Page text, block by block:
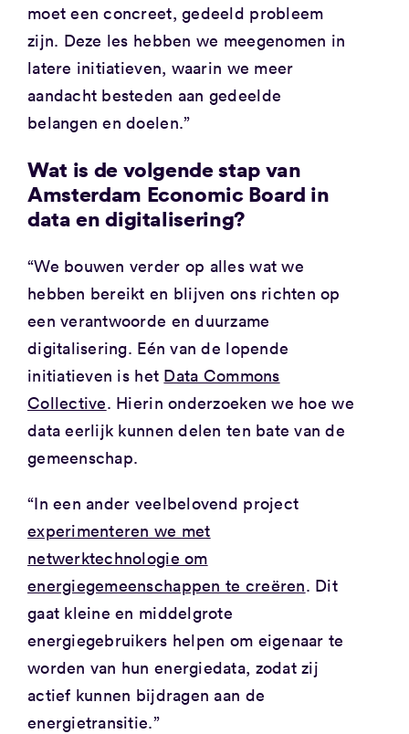
moet een concreet, gedeeld probleem
zijn. Deze les hebben we meegenomen in
latere initiatieven, waarin we meer
aandacht besteden aan gedeelde
belangen en doelen.”
Wat is de volgende stap van
Amsterdam Economic Board in
data en digitalisering?
“We bouwen verder op alles wat we
hebben bereikt en blijven ons richten op
een verantwoorde en duurzame
digitalisering. Eén van de lopende
initiatieven is het Data Commons
Collective. Hierin onderzoeken we hoe we
data eerlijk kunnen delen ten bate van de
gemeenschap.
“In een ander veelbelovend project
experimenteren we met
netwerktechnologie om
energiegemeenschappen te creëren. Dit
gaat kleine en middelgrote
energiegebruikers helpen om eigenaar te
worden van hun energiedata, zodat zij
actief kunnen bijdragen aan de
energietransitie.”